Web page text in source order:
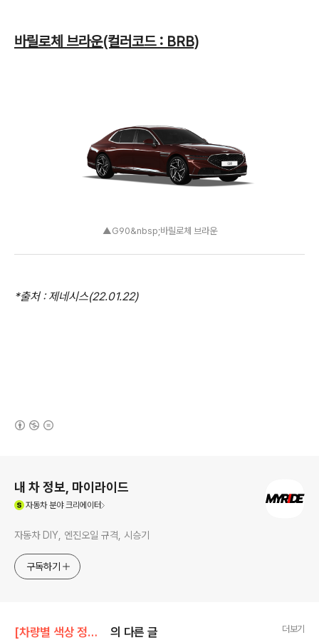
바릴로체 브라운(컬러코드 : BRB)
▲G90&nbsp;바릴로체 브라운
*출처 : 제네시스(22.01.22)
내 차 정보, 마이라이드
자동차분야 크리에이터
자동차 DIY, 엔진오일 규격, 시승기
구독하기
[차량별 색상 정보]/현대차 색상 의 다른 글 더보기